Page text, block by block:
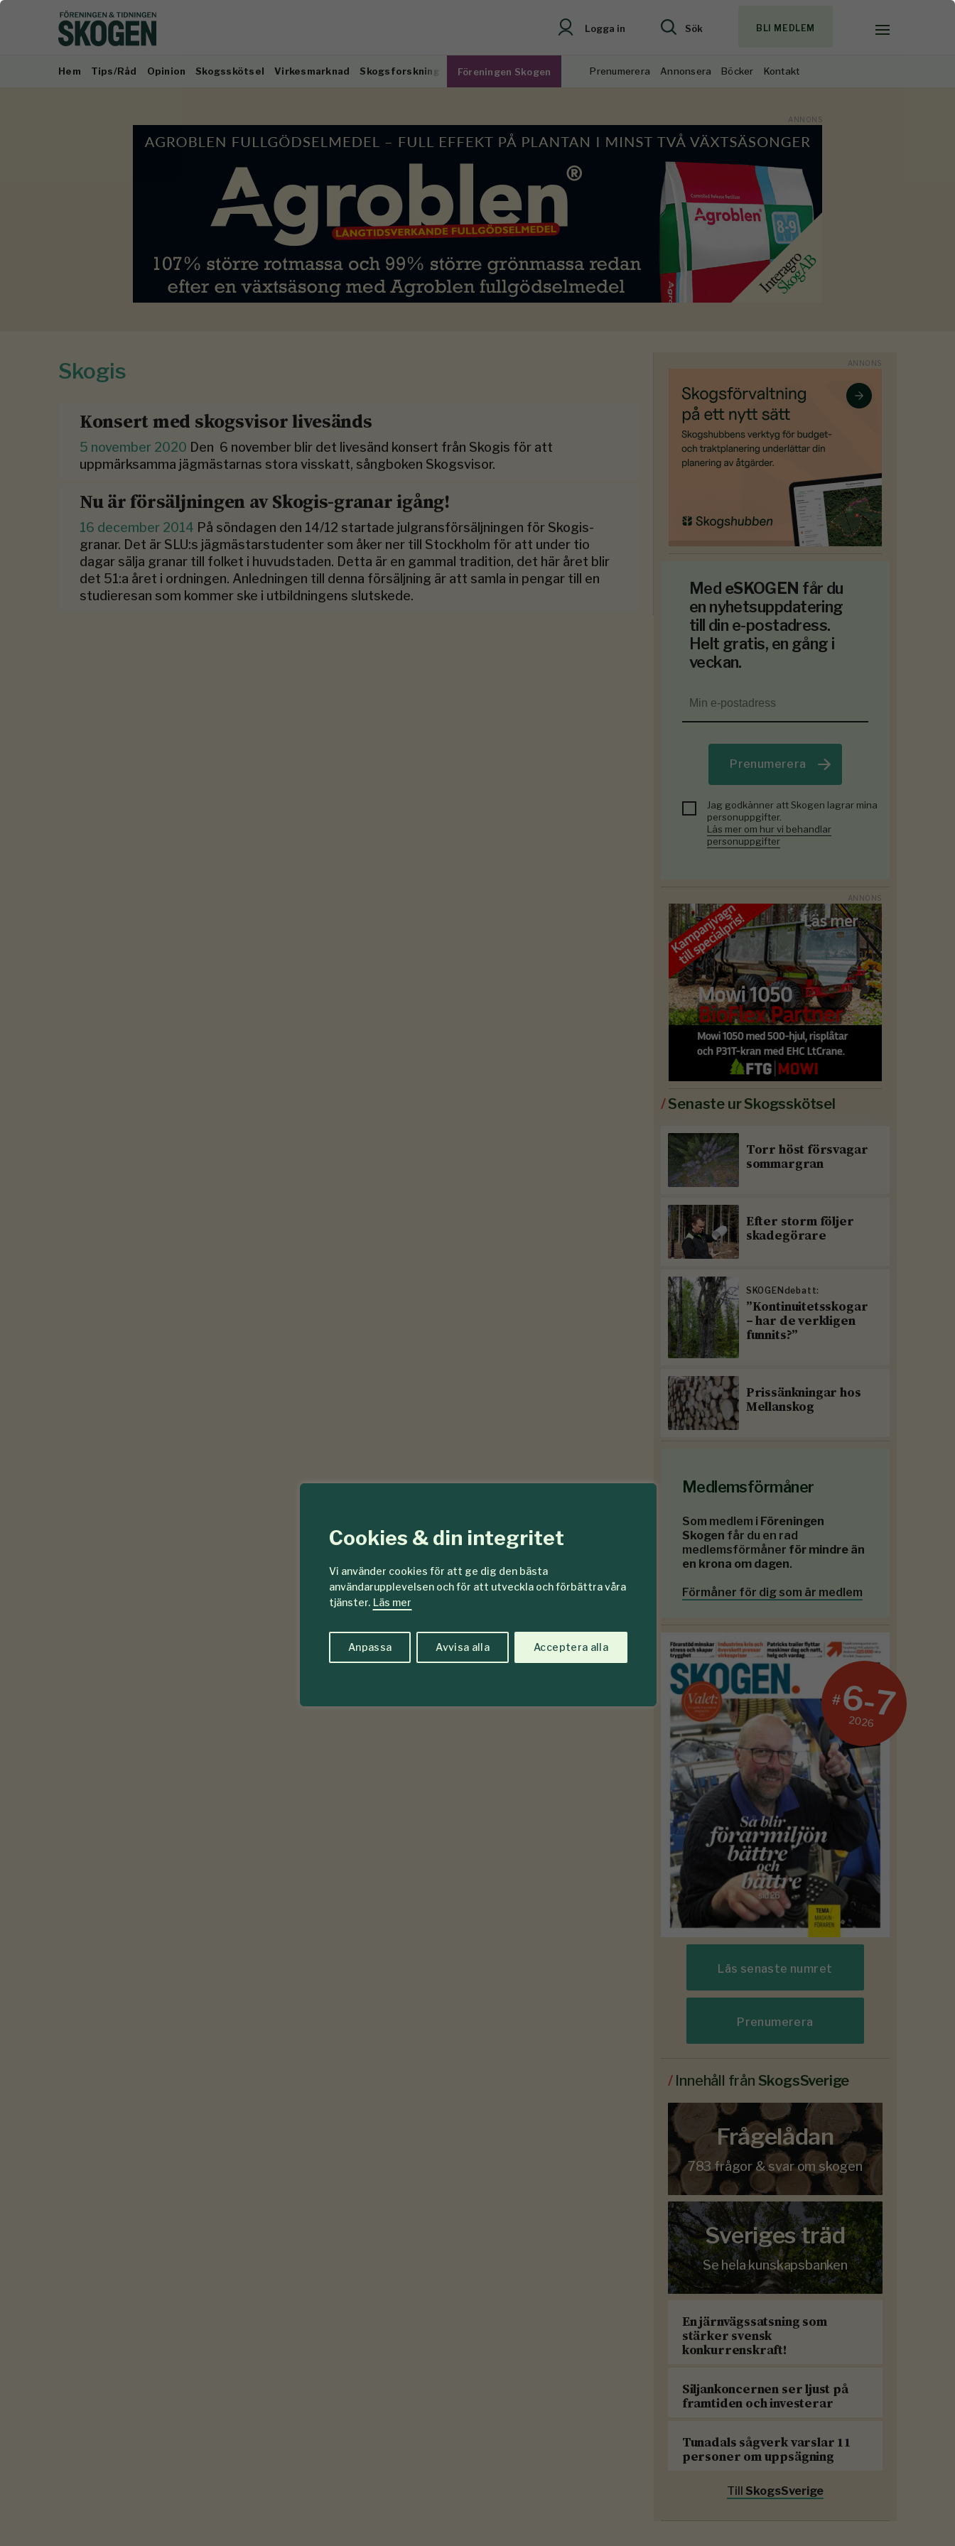
Cookies & din integritet
Vi använder cookies för att ge dig den bästa
användarupplevelsen och för att utveckla och förbättra våra
tjänster. Läs mer
Anpassa Avvisa alla Acceptera alla
Logga in Sök BLI MEDLEM
Hem Tips/Råd Opinion Skogsskötsel Virkesmarknad Skogsforskning Föreningen Skogen Prenumerera Annonsera Böcker Kontakt
Skogis
Konsert med skogsvisor livesänds
5 november 2020 Den 6 november blir det livesänd konsert från Skogis för att
uppmärksamma jägmästarnas stora visskatt, sångboken Skogsvisor.
Nu är försäljningen av Skogis-granar igång!
16 december 2014 På söndagen den 14/12 startade julgransförsäljningen för Skogis-
granar. Det är SLU:s jägmästarstudenter som åker ner till Stockholm för att under tio
dagar sälja granar till folket i huvudstaden. Detta är en gammal tradition, det här året blir
det 51:a året i ordningen. Anledningen till denna försäljning är att samla in pengar till en
studieresan som kommer ske i utbildningens slutskede.
Med eSKOGEN får du
en nyhetsuppdatering
till din e-postadress.
Helt gratis, en gång i
veckan.
Prenumerera
Jag godkänner att Skogen lagrar mina
personuppgifter.
Läs mer om hur vi behandlar
personuppgifter
/Senaste ur Skogsskötsel
Torr höst försvagar
sommargran
Efter storm följer
skadegörare
SKOGENdebatt:
”Kontinuitetsskogar
– har de verkligen
funnits?”
Prissänkningar hos
Mellanskog
Medlemsförmåner
Som medlem i Föreningen
Skogen får du en rad
medlemsförmåner för mindre än
en krona om dagen.
Förmåner för dig som är medlem
#6-7
2026
Läs senaste numret
Prenumerera
/ Innehåll från SkogsSverige
Frågelådan
783 frågor & svar om skogen
Sveriges träd
Se hela kunskapsbanken
En järnvägssatsning som
stärker svensk
konkurrenskraft!
Siljankoncernen ser ljust på
framtiden och investerar
Tunadals sågverk varslar 11
personer om uppsägning
Till SkogsSverige